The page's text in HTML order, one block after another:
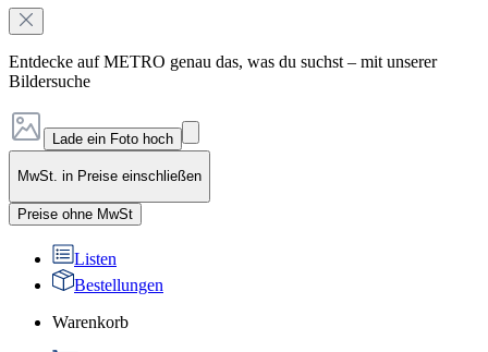
Entdecke auf METRO genau das, was du suchst – mit unserer
Bildersuche
Lade ein Foto hoch
MwSt. in Preise einschließen
Preise ohne MwSt
Listen
Bestellungen
Warenkorb